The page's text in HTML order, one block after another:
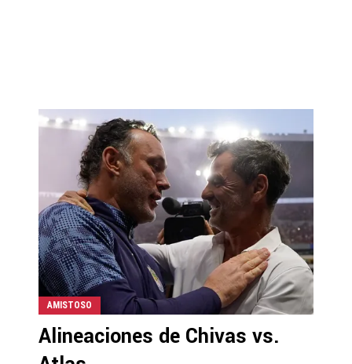
AMISTOSO
Alineaciones de Chivas vs.